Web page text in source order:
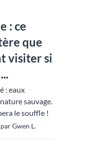
: ce
que
visiter si
: eaux
sauvage.
le souffle !
Gwen L.